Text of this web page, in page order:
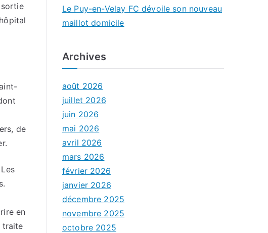
sortie
de
en
traite
Le Puy-en-Velay FC dévoile son nouveau
maillot domicile
Archives
août 2026
juillet 2026
juin 2026
mai 2026
avril 2026
mars 2026
février 2026
janvier 2026
décembre 2025
novembre 2025
octobre 2025